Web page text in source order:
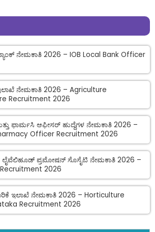
ನೇಮಕಾತಿ 2026 – IOB Local Bank Officer
ನೇಮಕಾತಿ 2026 – Agriculture
Recruitment 2026
ಫಾರ್ಮಸಿ ಆಫೀಸರ್ ಹುದ್ದೆಗಳ ನೇಮಕಾತಿ 2026 –
Officer Recruitment 2026
ಲೈವೆಲಿಹೂಡ್ ಪ್ರಮೋಷನ್ ಸೊಸೈಟಿ ನೇಮಕಾತಿ 2026 –
Recruitment 2026
ಇಲಾಖೆ ನೇಮಕಾತಿ 2026 – Horticulture
Recruitment 2026